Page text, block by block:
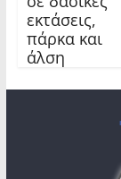
εκτάσεις,
πάρκα και
άλση